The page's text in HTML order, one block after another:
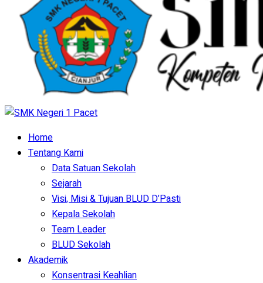
Home
Tentang Kami
Data Satuan Sekolah
Sejarah
Visi, Misi & Tujuan BLUD D’Pasti
Kepala Sekolah
Team Leader
BLUD Sekolah
Akademik
Konsentrasi Keahlian